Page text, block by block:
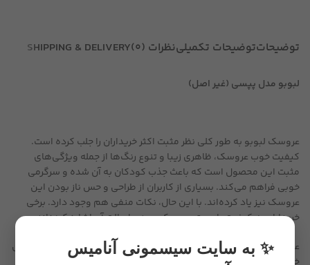
توضیحاتتوضیحات تکمیلینظرات (0) SHIPPING & DELIVERY
لبوبو مدل پپسی (غیر اصل)
عروسک لبوبو به طور کلی نظر مثبت اکثر خریداران را جلب کرده است.
کیفیت خوب عروسک، ظاهری زیبا و تنوع رنگ‌ها از جمله ویژگی‌های
مثبت این محصول است که باعث جذب کودکان به آن شده و سرگرمی
خوبی فراهم می‌کند. بسیاری از کاربران از طراحی و حس ناز بودن این
عروسک نیز یاد کرده‌اند. با این حال، نکات منفی هم وجود دارد. برخی
خریداران به کیفیت پایین‌تر عروسک و عدم اصالت آن اشاره کرده‌اند.
عروسک لبوبو یکی از پر طرفدارترین عروسک‌ های این روزها است. طراحی
✨ به سایت سیسمونی آنامیس